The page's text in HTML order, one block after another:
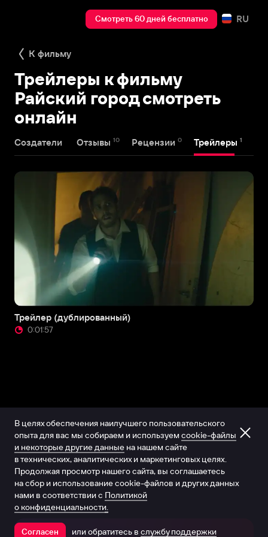
Смотреть 60 дней бесплатно RU
К фильму
Трейлеры к фильму
Райский город смотреть
онлайн
Создатели Отзывы 10 Рецензии 0 Трейлеры 1
Трейлер (дублированный)
0:01:57
Открыть в приложении
В целях обеспечения наилучшего пользовательского
опыта для вас мы собираем и используем cookie-файлы
и некоторые другие данные на нашем сайте
в технических, аналитических и маркетинговых целях.
Продолжая просмотр нашего сайта, вы соглашаетесь
на сбор и использование cookie-файлов и других данных
нами в соответствии с Политикой
о конфиденциальности.
Согласен или обратитесь в службу поддержки